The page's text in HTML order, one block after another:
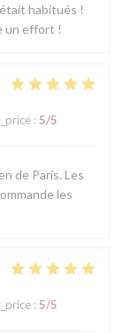
habitués !
un effort !
: 5/5
de Paris. Les
les
: 5/5